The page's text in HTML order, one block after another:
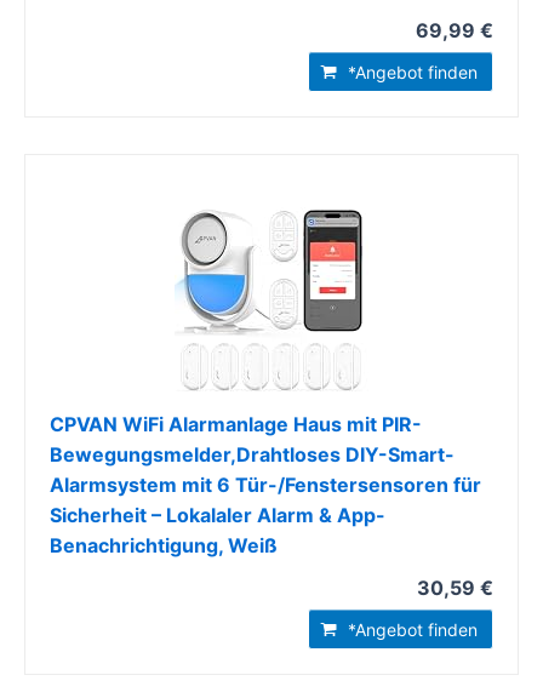
69,99 €
*Angebot finden
CPVAN WiFi Alarmanlage Haus mit PIR-
Bewegungsmelder,Drahtloses DIY-Smart-
Alarmsystem mit 6 Tür-/Fenstersensoren für
Sicherheit – Lokalaler Alarm & App-
Benachrichtigung, Weiß
30,59 €
*Angebot finden